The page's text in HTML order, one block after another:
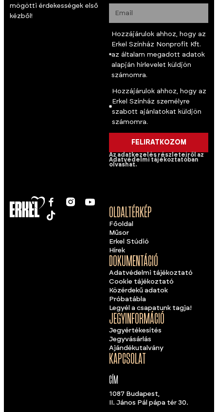
mögötti érdekességek első
kézből!
Hozzájárulok ahhoz, hogy az
Erkel Színház Nonprofit Kft.
az általam megadott adatok
alapján hírlevelet küldjön
számomra.
Hozzájárulok ahhoz, hogy az
Erkel Színház személyre
szabott ajánlatokat küldjön
számomra.
FELIRATKOZOM
Az adatkezelés részleteiről az
Adatvédelmi tájékoztatóban
olvashat.
OLDALTÉRKÉP
Főoldal
Műsor
Erkel Stúdió
Hírek
DOKUMENTÁCIÓ
Adatvédelmi tájékoztató
Cookie tájékoztató
Közérdekű adatok
Próbatábla
Legyél a csapatunk tagja!
JEGYINFORMÁCIÓ
Jegyértékesítés
Jegyvásárlás
Ajándékutalvány
KAPCSOLAT
CÍM
1087 Budapest,
II. János Pál pápa tér 30.